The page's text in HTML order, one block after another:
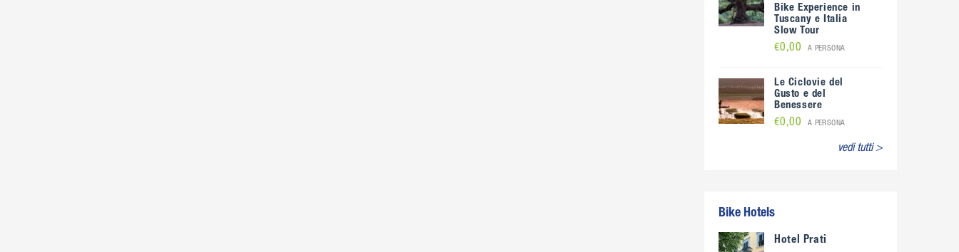
Bike Experience in
Tuscany e Italia
Slow Tour
€0,00 A PERSONA
Le Ciclovie del
Gusto e del
Benessere
€0,00 A PERSONA
vedi tutti >
Bike Hotels
Hotel Prati